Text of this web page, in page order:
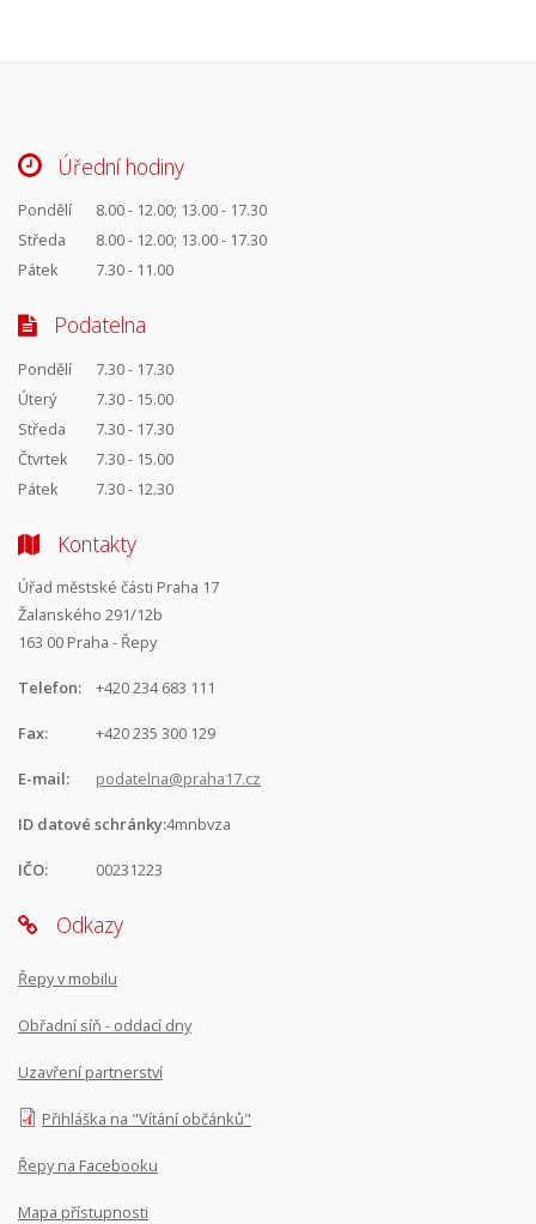
Úřední hodiny
Pondělí
8.00 - 12.00; 13.00 - 17.30
Středa
8.00 - 12.00; 13.00 - 17.30
Pátek
7.30 - 11.00
Podatelna
Pondělí
7.30 - 17.30
Úterý
7.30 - 15.00
Středa
7.30 - 17.30
Čtvrtek
7.30 - 15.00
Pátek
7.30 - 12.30
Kontakty
Úřad městské části Praha 17
Žalanského 291/12b
163 00 Praha - Řepy
Telefon: +420 234 683 111
Fax: +420 235 300 129
E-mail: podatelna@praha17.cz
ID datové schránky:4mnbvza
IČO: 00231223
Odkazy
Řepy v mobilu
Obřadní síň - oddací dny
Uzavření partnerství
Přihláška na "Vítání občánků"
Řepy na Facebooku
Mapa přístupnosti